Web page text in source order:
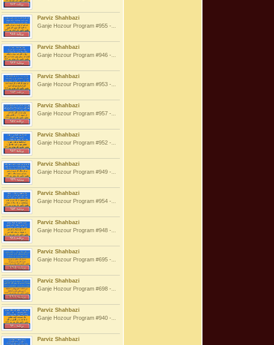
Parviz Shahbazi
Ganje Hozour Program #955 -...
Parviz Shahbazi
Ganje Hozour Program #946 -...
Parviz Shahbazi
Ganje Hozour Program #953 -...
Parviz Shahbazi
Ganje Hozour Program #957 -...
Parviz Shahbazi
Ganje Hozour Program #952 -...
Parviz Shahbazi
Ganje Hozour Program #949 -...
Parviz Shahbazi
Ganje Hozour Program #954 -...
Parviz Shahbazi
Ganje Hozour Program #948 -...
Parviz Shahbazi
Ganje Hozour Program #695 -...
Parviz Shahbazi
Ganje Hozour Program #698 -...
Parviz Shahbazi
Ganje Hozour Program #940 -...
Parviz Shahbazi